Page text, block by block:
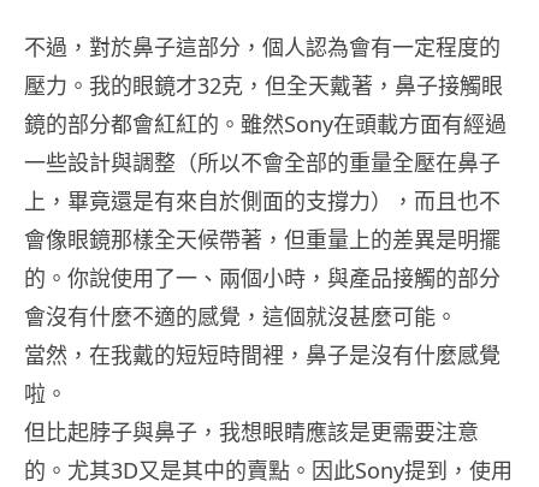
不過，對於鼻子這部分，個人認為會有一定程度的
壓力。我的眼鏡才32克，但全天戴著，鼻子接觸眼
鏡的部分都會紅紅的。雖然Sony在頭載方面有經過
一些設計與調整（所以不會全部的重量全壓在鼻子
上，畢竟還是有來自於側面的支撐力），而且也不
會像眼鏡那樣全天候帶著，但重量上的差異是明擺
的。你說使用了一、兩個小時，與產品接觸的部分
會沒有什麼不適的感覺，這個就沒甚麼可能。
當然，在我戴的短短時間裡，鼻子是沒有什麼感覺
啦。
但比起脖子與鼻子，我想眼睛應該是更需要注意
的。尤其3D又是其中的賣點。因此Sony提到，使用